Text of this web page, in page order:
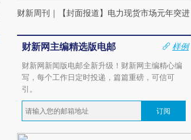
财新周刊 ｜ 【封面报道】电力现货市场元年突进
财新网主编精选版电邮
样例
财新网新闻版电邮全新升级！财新网主编精心编
写，每个工作日定时投递，篇篇重磅，可信可
引。
订阅